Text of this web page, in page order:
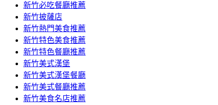
新竹必吃餐廳推薦
新竹披薩店
新竹熱門美食推薦
新竹特色美食推薦
新竹特色餐廳推薦
新竹美式漢堡
新竹美式漢堡餐廳
新竹美式餐廳推薦
新竹美食名店推薦